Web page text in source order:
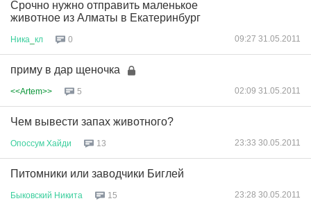
Срочно нужно отправить маленькое
животное из Алматы в Екатеринбург
Ника кл 0 09:27 31.05.2011
приму в дар щеночка
<<Artem>> 5 02:09 31.05.2011
Чем вывести запах животного?
Опоссум Хайди 13 23:33 30.05.2011
Питомники или заводчики Биглей
Быковский Никита 15 23:28 30.05.2011